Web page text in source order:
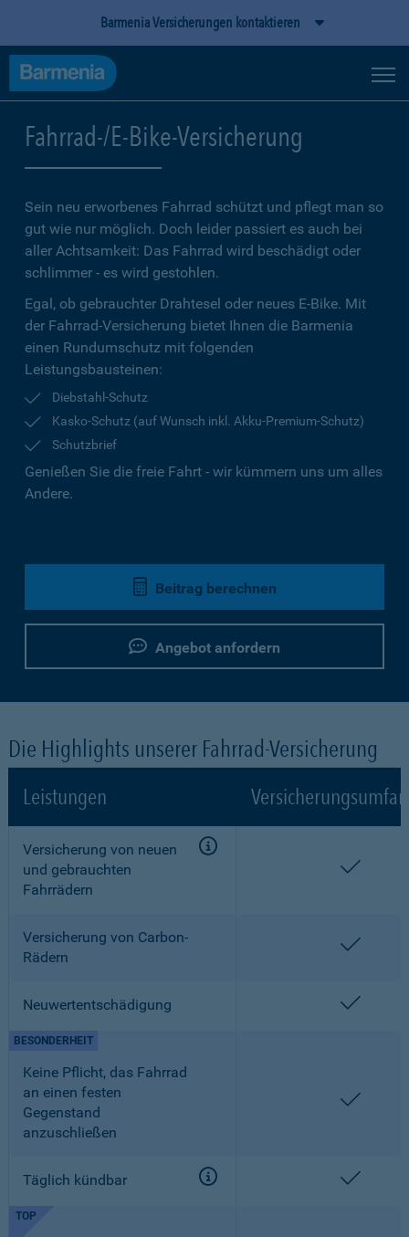
Barmenia Versicherungen kontaktieren
Fahrrad-/E-Bike-Versicherung
Sein neu erworbenes Fahrrad schützt und pflegt man so
gut wie nur möglich. Doch leider passiert es auch bei
aller Achtsamkeit: Das Fahrrad wird beschädigt oder
schlimmer - es wird gestohlen.
Egal, ob gebrauchter Drahtesel oder neues E-Bike. Mit
der Fahrrad-Versicherung bietet Ihnen die Barmenia
einen Rundumschutz mit folgenden
Leistungsbausteinen:
Diebstahl-Schutz
Kasko-Schutz (auf Wunsch inkl. Akku-Premium-Schutz)
Schutzbrief
Genießen Sie die freie Fahrt - wir kümmern uns um alles
Andere.
Beitrag berechnen
Angebot anfordern
Die Highlights unserer Fahrrad-Versicherung
Leistungen
Versicherung von neuen
und gebrauchten
Fahrrädern
Versicherung von Carbon-
Rädern
Neuwertentschädigung
Keine Pflicht, das Fahrrad
an einen festen
Gegenstand
anzuschließen
BESONDERHEIT
Täglich kündbar
TOP